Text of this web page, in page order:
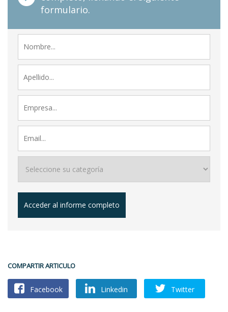
formulario.
Acceder al informe completo
COMPARTIR ARTICULO
Facebook Linkedin Twitter